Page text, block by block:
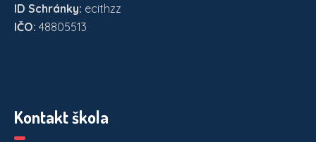
ID Schránky: ecithzz
IČO: 48805513
Kontakt škola